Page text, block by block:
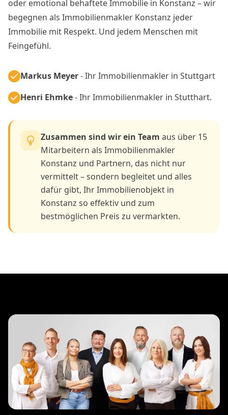
oder emotional behaftete Immobilie in Konstanz – wir
begegnen als Immobilienmakler Konstanz jeder
Immobilie mit Respekt. Und jedem Menschen mit
Feingefühl.
Markus Meyer- Ihr Immobilienmakler in Stuttgart
Henri Ehmke- Ihr Immobilienmakler in Stutthart.
Zusammen sind wir ein Team aus über 15
Mitarbeitern als Immobilienmakler
Konstanz und Partnern, das nicht nur
vermittelt – sondern begleitet und alles
dafür gibt, Ihr Immobilienobjekt in
Konstanz so effektiv und zum
bestmöglichen Preis zu vermarkten.